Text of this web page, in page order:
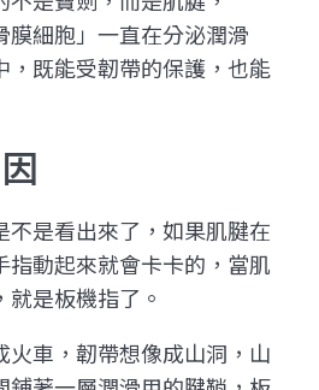
膜細胞」一直在分泌潤滑
，既能受韌帶的保護，也能
不是看出來了，如果肌腱在
指動起來就會卡卡的，當肌
是板機指了。
火車，韌帶想像成山洞，山